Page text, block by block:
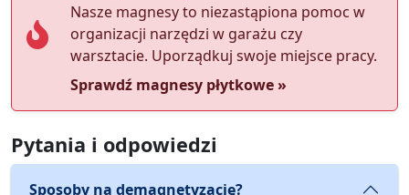
Nasze magnesy to niezastąpiona pomoc w
organizacji narzędzi w garażu czy
warsztacie. Uporządkuj swoje miejsce pracy.
Sprawdź magnesy płytkowe »
Pytania i odpowiedzi
Sposoby na demagnetyzację?